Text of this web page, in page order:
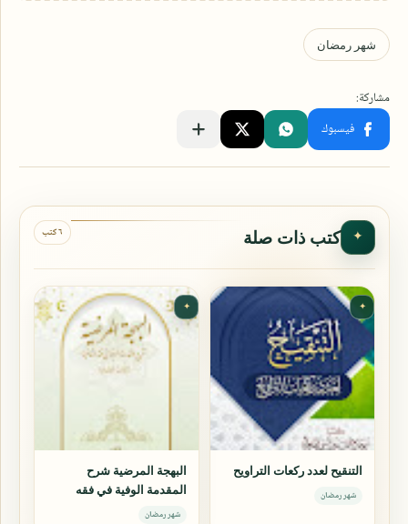
✦ كتب ذات صلة ٦ كتب
✦
التنقيح لعدد ركعات التراويح
شهر رمضان
✦
البهجة المرضية شرح
المقدمة الوفية في فقه
الشافعية
شهر رمضان